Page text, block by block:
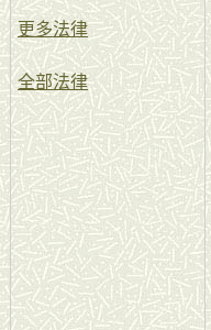
更多法律
全部法律